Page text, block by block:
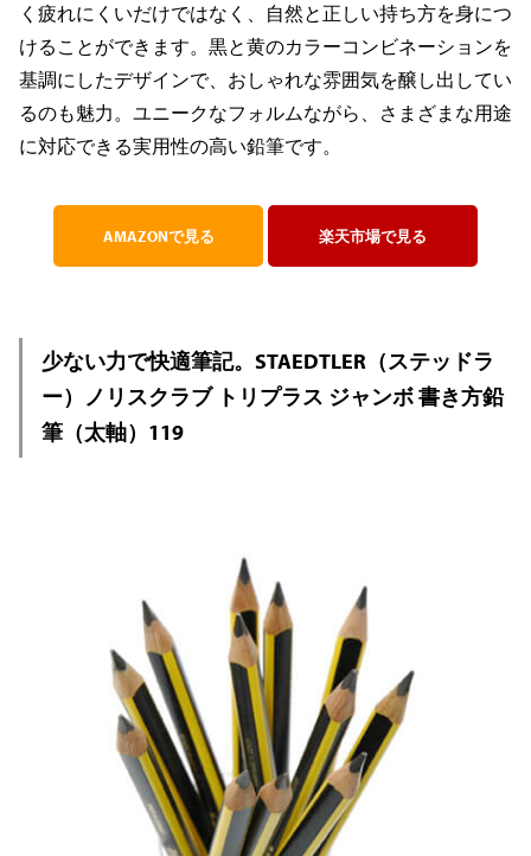
く疲れにくいだけではなく、自然と正しい持ち方を身につ
けることができます。黒と黄のカラーコンビネーションを
基調にしたデザインで、おしゃれな雰囲気を醸し出してい
るのも魅力。ユニークなフォルムながら、さまざまな用途
に対応できる実用性の高い鉛筆です。
AMAZONで見る 楽天市場で見る
少ない力で快適筆記。STAEDTLER（ステッドラ
ー）ノリスクラブ トリプラス ジャンボ 書き方鉛
筆（太軸）119